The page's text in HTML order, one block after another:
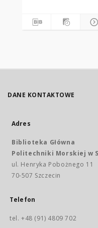
DANE KONTAKTOWE
Adres
Biblioteka Główna
Politechniki Morskiej w
ul. Henryka Pobożnego 11
70-507 Szczecin
Telefon
tel. +48 (91) 4809 702